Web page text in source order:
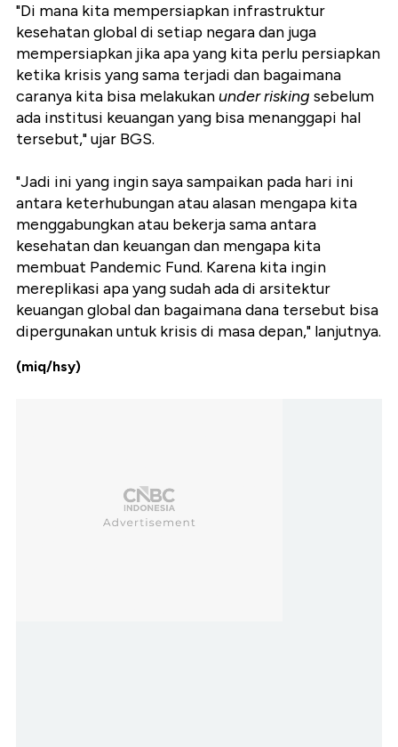
"Di mana kita mempersiapkan infrastruktur
kesehatan global di setiap negara dan juga
mempersiapkan jika apa yang kita perlu persiapkan
ketika krisis yang sama terjadi dan bagaimana
caranya kita bisa melakukanunder risking sebelum
ada institusi keuangan yang bisa menanggapi hal
tersebut," ujar BGS.
"Jadi ini yang ingin saya sampaikan pada hari ini
antara keterhubungan atau alasan mengapa kita
menggabungkan atau bekerja sama antara
kesehatan dan keuangan dan mengapa kita
membuat Pandemic Fund. Karena kita ingin
mereplikasi apa yang sudah ada di arsitektur
keuangan global dan bagaimana dana tersebut bisa
dipergunakan untuk krisis di masa depan," lanjutnya.
(miq/hsy)